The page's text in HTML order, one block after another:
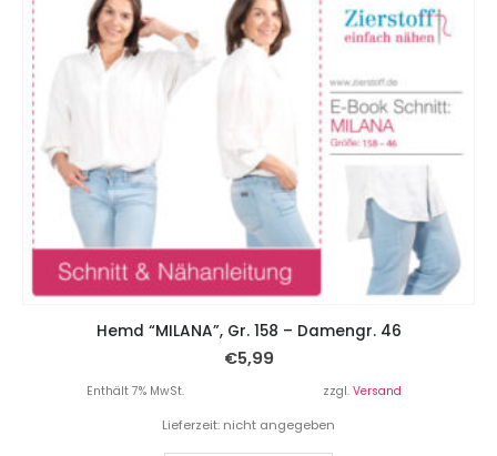
Hemd “MILANA”, Gr. 158 – Damengr. 46
€5,99
Enthält 7% MwSt. zzgl. Versand
Lieferzeit: nicht angegeben